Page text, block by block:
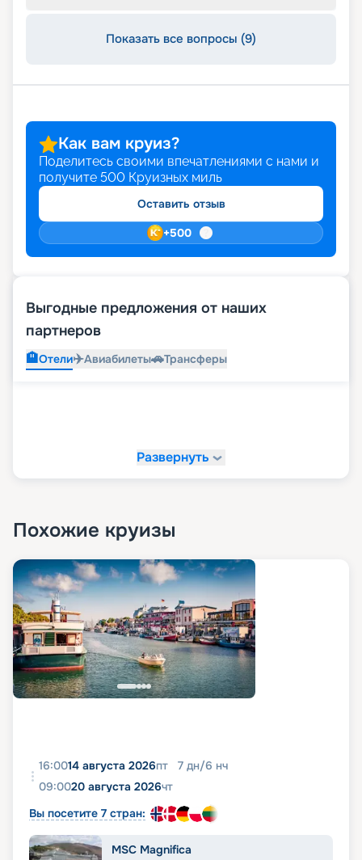
Показать все вопросы (9)
Как вам круиз?
Поделитесь своими впечатлениями с нами и
получите 500 Круизных миль
Оставить отзыв
+500
Выгодные предложения от наших
партнеров
🏨Отели✈️Авиабилеты🚗Трансферы
Развернуть
Похожие круизы
16:0014 августа 2026пт 7 дн/6 нч
09:0020 августа 2026чт
Вы посетите 7 стран:
MSC Magnifica